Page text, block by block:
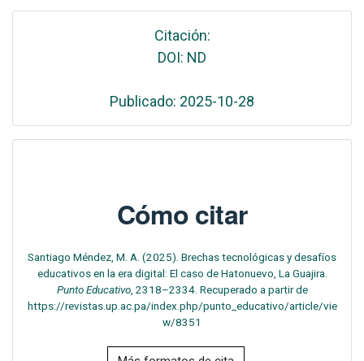
Citación:
DOI: ND
Publicado: 2025-10-28
Cómo citar
Santiago Méndez, M. A. (2025). Brechas tecnológicas y desafíos
educativos en la era digital: El caso de Hatonuevo, La Guajira.
Punto Educativo, 2318–2334. Recuperado a partir de
https://revistas.up.ac.pa/index.php/punto_educativo/article/vie
w/8351